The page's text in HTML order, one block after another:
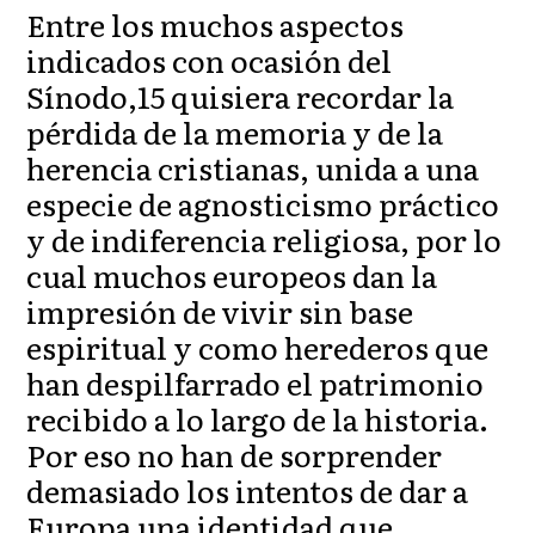
Entre los muchos aspectos
indicados con ocasión del
Sínodo,15 quisiera recordar la
pérdida de la memoria y de la
herencia cristianas, unida a una
especie de agnosticismo práctico
y de indiferencia religiosa, por lo
cual muchos europeos dan la
impresión de vivir sin base
espiritual y como herederos que
han despilfarrado el patrimonio
recibido a lo largo de la historia.
Por eso no han de sorprender
demasiado los intentos de dar a